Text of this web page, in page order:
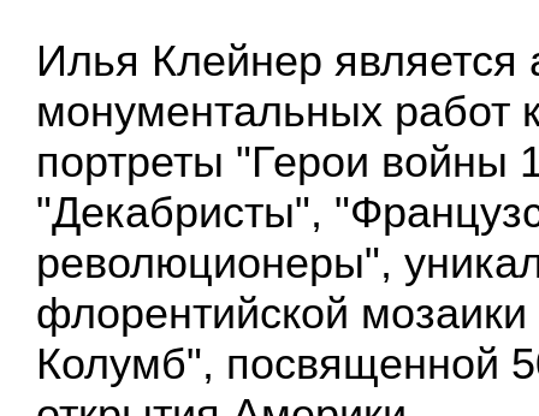
Илья Клейнер является
монументальных работ
портреты "Герои войны
"Декабристы",
революционеры",
флорентийской
Колумб", посвященной